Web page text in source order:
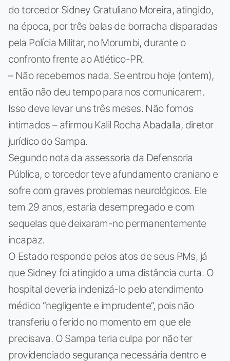
do torcedor Sidney Gratuliano Moreira, atingido,
na época, por três balas de borracha disparadas
pela Polícia Militar, no Morumbi, durante o
confronto frente ao Atlético-PR.
– Não recebemos nada. Se entrou hoje (ontem),
então não deu tempo para nos comunicarem.
Isso deve levar uns três meses. Não fomos
intimados – afirmou Kalil Rocha Abadalla, diretor
jurídico do Sampa.
Segundo nota da assessoria da Defensoria
Pública, o torcedor teve afundamento craniano e
sofre com graves problemas neurológicos. Ele
tem 29 anos, estaria desempregado e com
sequelas que deixaram-no permanentemente
incapaz.
O Estado responde pelos atos de seus PMs, já
que Sidney foi atingido a uma distância curta. O
hospital deveria indenizá-lo pelo atendimento
médico “negligente e imprudente”, pois não
transferiu o ferido no momento em que ele
precisava. O Sampa teria culpa por não ter
providenciado segurança necessária dentro e